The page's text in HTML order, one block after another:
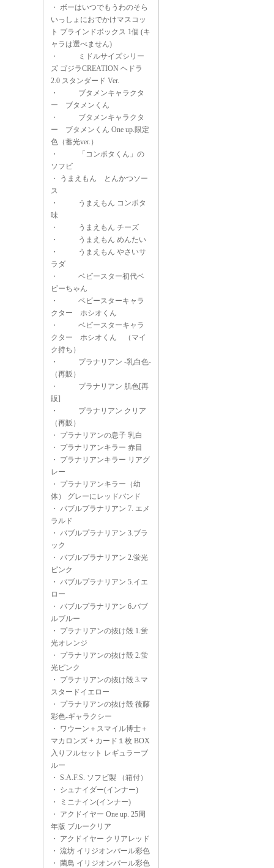
・ ボーはいつでもうわのそら
いっしょにおでかけマスコッ
ト ブラインドボックス 1個 (キ
ャラは選べません)
・
ミドルサイズシリー
ズ ゴジラCREATION ヘドラ
2.0 スタンダード Ver.
・
ブタメンキャラクタ
ー ブタメンくん
・
ブタメンキャラクタ
ー ブタメンくん One up.限定
色（蓄光ver.）
・
「コンポタくん」の
ソフビ
・
うまえもん とんかつソー
ス
・
うまえもん コンポタ
味
・
うまえもん チーズ
・
うまえもん めんたい
・
うまえもん やさいサ
ラダ
・
ベビースター初代ベ
ビーちゃん
・
ベビースターキャラ
クター ホシオくん
・
ベビースターキャラ
クター ホシオくん （マイ
ク持ち）
・
プラナリアン -乳白色-
（再販）
・
プラナリアン 肌色[再
販]
・
プラナリアン クリア
（再販）
・ プラナリアンの息子 乳白
・ プラナリアンキラー 赤目
・ プラナリアンキラー リアグ
レー
・ プラナリアンキラー（幼
体） グレーにレッドバンド
・ バブルプラナリアン 7. エメ
ラルド
・ バブルプラナリアン 3.ブラ
ック
・ バブルプラナリアン 2.蛍光
ピンク
・ バブルプラナリアン 5.イエ
ロー
・ バブルプラナリアン 6.バブ
ルブルー
・ プラナリアンの抜け殻 1.蛍
光オレンジ
・ プラナリアンの抜け殻 2.蛍
光ピンク
・ プラナリアンの抜け殻 3.マ
スタードイエロー
・ プラナリアンの抜け殻 後藤
彩色-ギャラクシー
・ ワウーン＋スマイル博士＋
マカロンズ + カード１枚 BOX
入りフルセット レギュラーブ
ルー
・ S.A.F.S. ソフビ製 （箱付）
・ シュナイダー(インナー)
・
ミニナイン(インナー)
・ アクドイヤー One up. 25周
年版 ブルークリア
・ アクドイヤー クリアレッド
・ 流坊 イリジオンパール彩色
・ 菌鳥 イリジオンパール彩色